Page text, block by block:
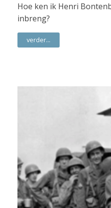
Hoe ken ik Henri
inbreng?
verder...